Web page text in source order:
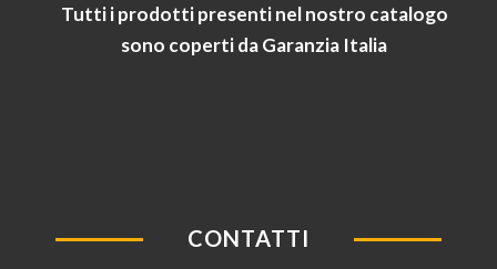
Tutti i prodotti presenti nel nostro catalogo
sono coperti da Garanzia Italia
CONTATTI